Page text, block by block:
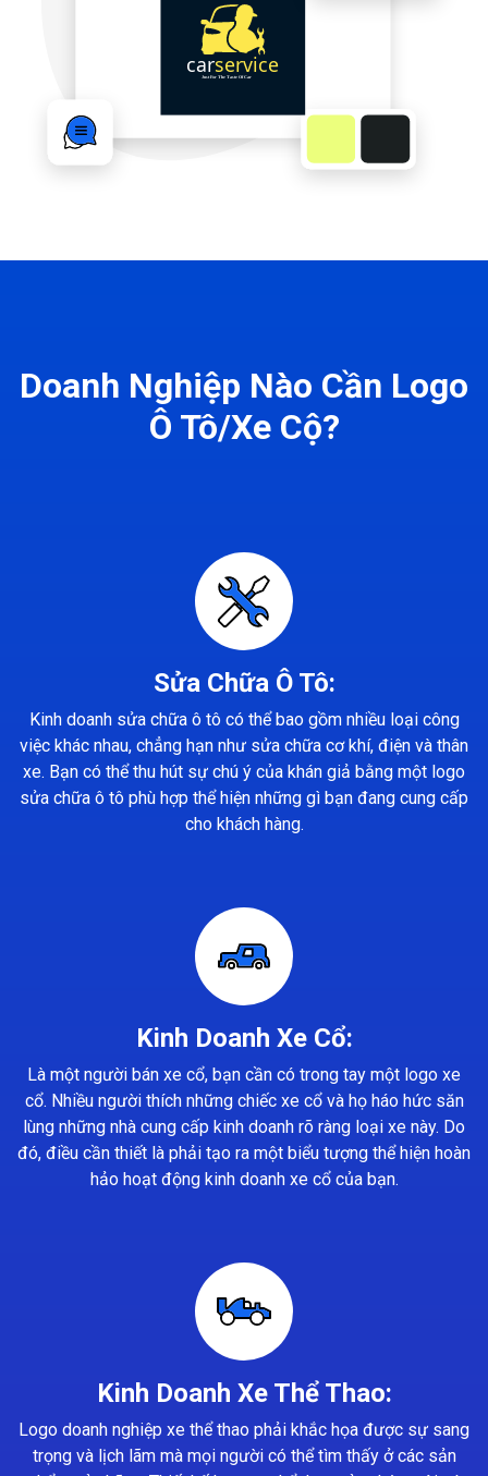
Doanh Nghiệp Nào Cần Logo
Ô Tô/Xe Cộ?
Sửa Chữa Ô Tô:
Kinh doanh sửa chữa ô tô có thể bao gồm nhiều loại công
việc khác nhau, chẳng hạn như sửa chữa cơ khí, điện và thân
xe. Bạn có thể thu hút sự chú ý của khán giả bằng một logo
sửa chữa ô tô phù hợp thể hiện những gì bạn đang cung cấp
cho khách hàng.
Kinh Doanh Xe Cổ:
Là một người bán xe cổ, bạn cần có trong tay một logo xe
cổ. Nhiều người thích những chiếc xe cổ và họ háo hức săn
lùng những nhà cung cấp kinh doanh rõ ràng loại xe này. Do
đó, điều cần thiết là phải tạo ra một biểu tượng thể hiện hoàn
hảo hoạt động kinh doanh xe cổ của bạn.
Kinh Doanh Xe Thể Thao:
Logo doanh nghiệp xe thể thao phải khắc họa được sự sang
trọng và lịch lãm mà mọi người có thể tìm thấy ở các sản